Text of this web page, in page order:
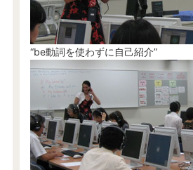
“be動詞を使わずに自己紹介”